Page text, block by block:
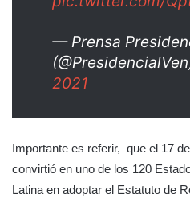
— Prensa
2021
Importante es referir, que el 17
convirtió en uno de los 120
Latina en adoptar el Estatuto de